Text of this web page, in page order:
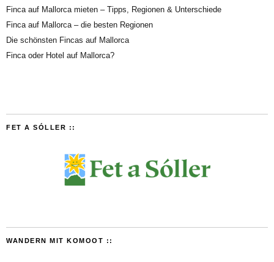
Finca auf Mallorca mieten – Tipps, Regionen & Unterschiede
Finca auf Mallorca – die besten Regionen
Die schönsten Fincas auf Mallorca
Finca oder Hotel auf Mallorca?
FET A SÓLLER ::
WANDERN MIT KOMOOT ::